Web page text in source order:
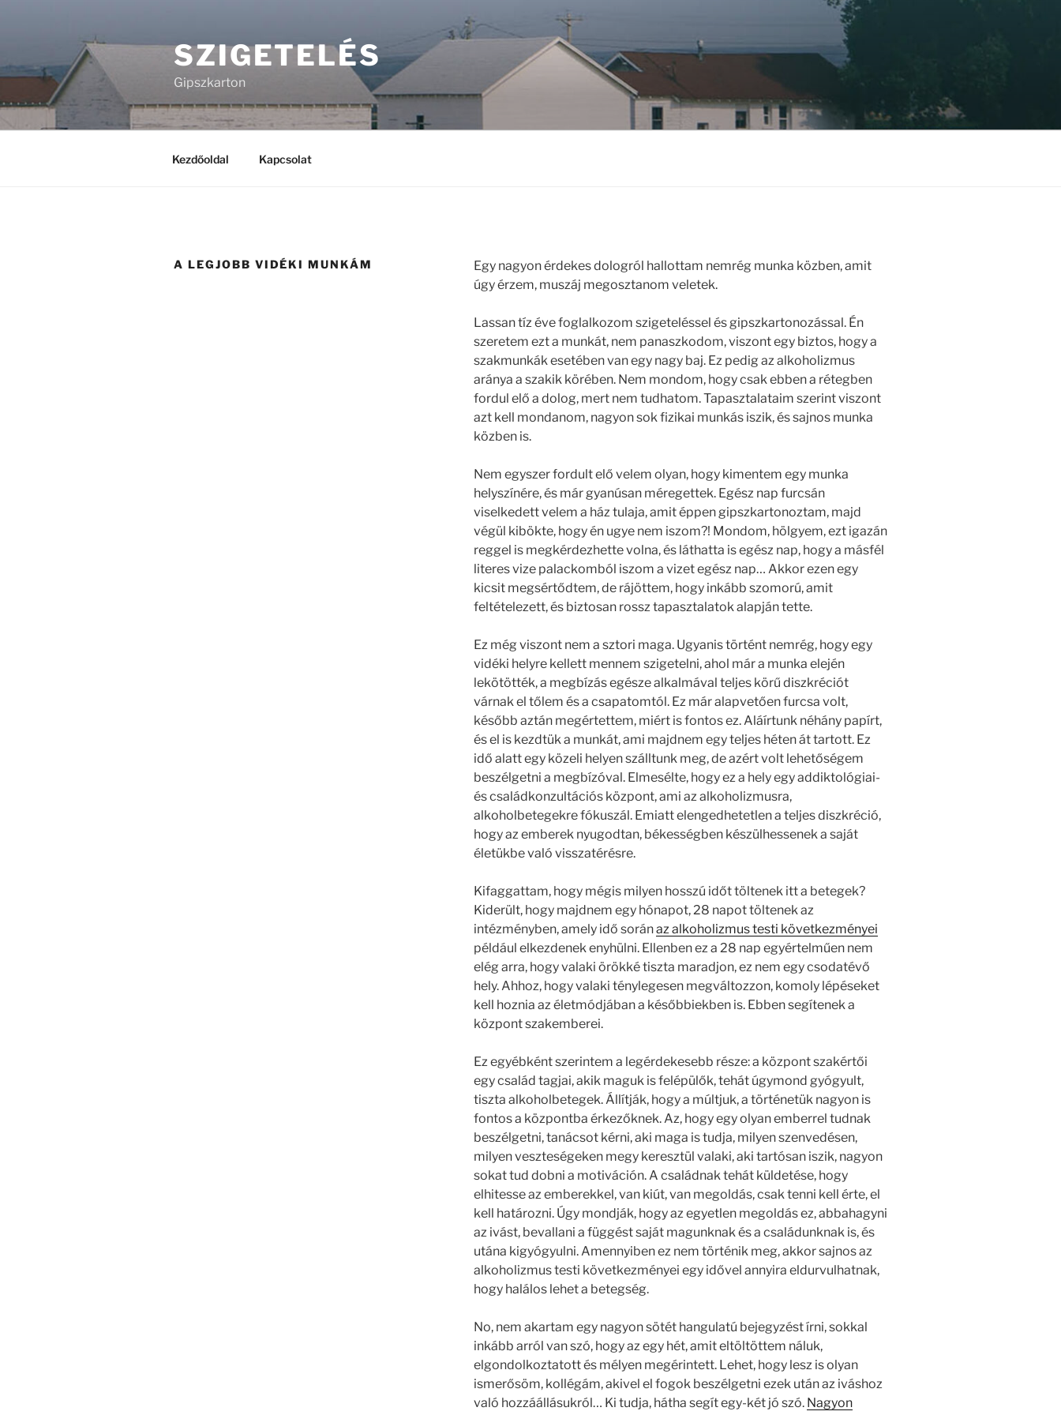
SZIGETELÉS
Gipszkarton
Kezdőoldal Kapcsolat
A LEGJOBB VIDÉKI MUNKÁM
Egy nagyon érdekes dologról hallottam nemrég munka közben, amit
úgy érzem, muszáj megosztanom veletek.
Lassan tíz éve foglalkozom szigeteléssel és gipszkartonozással. Én
szeretem ezt a munkát, nem panaszkodom, viszont egy biztos, hogy a
szakmunkák esetében van egy nagy baj. Ez pedig az alkoholizmus
aránya a szakik körében. Nem mondom, hogy csak ebben a rétegben
fordul elő a dolog, mert nem tudhatom. Tapasztalataim szerint viszont
azt kell mondanom, nagyon sok fizikai munkás iszik, és sajnos munka
közben is.
Nem egyszer fordult elő velem olyan, hogy kimentem egy munka
helyszínére, és már gyanúsan méregettek. Egész nap furcsán
viselkedett velem a ház tulaja, amit éppen gipszkartonoztam, majd
végül kibökte, hogy én ugye nem iszom?! Mondom, hölgyem, ezt igazán
reggel is megkérdezhette volna, és láthatta is egész nap, hogy a másfél
literes vize palackomból iszom a vizet egész nap… Akkor ezen egy
kicsit megsértődtem, de rájöttem, hogy inkább szomorú, amit
feltételezett, és biztosan rossz tapasztalatok alapján tette.
Ez még viszont nem a sztori maga. Ugyanis történt nemrég, hogy egy
vidéki helyre kellett mennem szigetelni, ahol már a munka elején
lekötötték, a megbízás egésze alkalmával teljes körű diszkréciót
várnak el tőlem és a csapatomtól. Ez már alapvetően furcsa volt,
később aztán megértettem, miért is fontos ez. Aláírtunk néhány papírt,
és el is kezdtük a munkát, ami majdnem egy teljes héten át tartott. Ez
idő alatt egy közeli helyen szálltunk meg, de azért volt lehetőségem
beszélgetni a megbízóval. Elmesélte, hogy ez a hely egy addiktológiai-
és családkonzultációs központ, ami az alkoholizmusra,
alkoholbetegekre fókuszál. Emiatt elengedhetetlen a teljes diszkréció,
hogy az emberek nyugodtan, békességben készülhessenek a saját
életükbe való visszatérésre.
Kifaggattam, hogy mégis milyen hosszú időt töltenek itt a betegek?
Kiderült, hogy majdnem egy hónapot, 28 napot töltenek az
intézményben, amely idő soránaz alkoholizmus testi következményei
például elkezdenek enyhülni. Ellenben ez a 28 nap egyértelműen nem
elég arra, hogy valaki örökké tiszta maradjon, ez nem egy csodatévő
hely. Ahhoz, hogy valaki ténylegesen megváltozzon, komoly lépéseket
kell hoznia az életmódjában a későbbiekben is. Ebben segítenek a
központ szakemberei.
Ez egyébként szerintem a legérdekesebb része: a központ szakértői
egy család tagjai, akik maguk is felépülők, tehát úgymond gyógyult,
tiszta alkoholbetegek. Állítják, hogy a múltjuk, a történetük nagyon is
fontos a központba érkezőknek. Az, hogy egy olyan emberrel tudnak
beszélgetni, tanácsot kérni, aki maga is tudja, milyen szenvedésen,
milyen veszteségeken megy keresztül valaki, aki tartósan iszik, nagyon
sokat tud dobni a motiváción. A családnak tehát küldetése, hogy
elhitesse az emberekkel, van kiút, van megoldás, csak tenni kell érte, el
kell határozni. Úgy mondják, hogy az egyetlen megoldás ez, abbahagyni
az ivást, bevallani a függést saját magunknak és a családunknak is, és
utána kigyógyulni. Amennyiben ez nem történik meg, akkor sajnos az
alkoholizmus testi következményei egy idővel annyira eldurvulhatnak,
hogy halálos lehet a betegség.
No, nem akartam egy nagyon sötét hangulatú bejegyzést írni, sokkal
inkább arról van szó, hogy az egy hét, amit eltöltöttem náluk,
elgondolkoztatott és mélyen megérintett. Lehet, hogy lesz is olyan
ismerősöm, kollégám, akivel el fogok beszélgetni ezek után az iváshoz
való hozzáállásukról… Ki tudja, hátha segít egy-két jó szó. Nagyon